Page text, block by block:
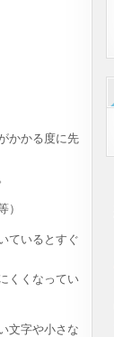
かかる度に先
）
ているとすぐ
くくなってい
文字や小さな